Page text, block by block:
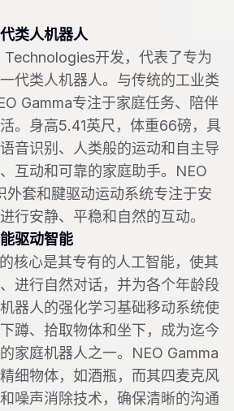
类人机器人
Technologies开发，代表了专为
代类人机器人。与传统的工业类
Gamma专注于家庭任务、陪伴
。身高5.41英尺，体重66磅，具
音识别、人类般的运动和自主导
互动和可靠的家庭助手。NEO
外套和腱驱动运动系统专注于安
行安静、平稳和自然的互动。
驱动智能
核心是其专有的人工智能，使其
进行自然对话，并为各个年龄段
器人的强化学习基础移动系统使
蹲、拾取物体和坐下，成为迄今
家庭机器人之一。NEO Gamma
细物体，如酒瓶，而其四麦克风
噪声消除技术，确保清晰的沟通